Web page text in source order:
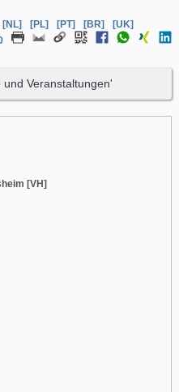
[NL] [PL] [PT] [BR]
[UK]
und Veranstaltungen'
[VH]